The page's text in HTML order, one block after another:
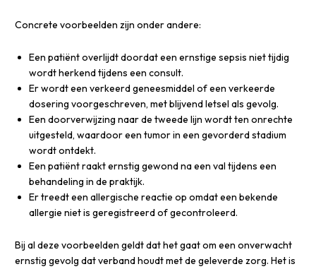
Concrete voorbeelden zijn onder andere:
Een patiënt overlijdt doordat een ernstige sepsis niet tijdig
wordt herkend tijdens een consult.
Er wordt een verkeerd geneesmiddel of een verkeerde
dosering voorgeschreven, met blijvend letsel als gevolg.
Een doorverwijzing naar de tweede lijn wordt ten onrechte
uitgesteld, waardoor een tumor in een gevorderd stadium
wordt ontdekt.
Een patiënt raakt ernstig gewond na een val tijdens een
behandeling in de praktijk.
Er treedt een allergische reactie op omdat een bekende
allergie niet is geregistreerd of gecontroleerd.
Bij al deze voorbeelden geldt dat het gaat om een onverwacht
ernstig gevolg dat verband houdt met de geleverde zorg. Het is